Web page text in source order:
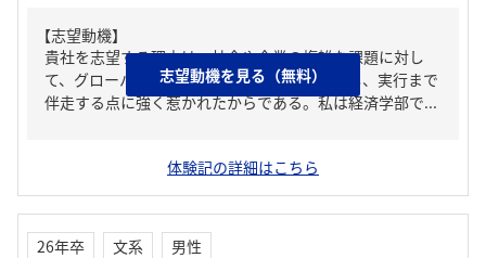
【志望動機】
貴社を志望する理由は、社会や企業の複雑な課題に対し
て、グローバルな知見と多様な専門性を結集し、実行まで
伴走する点に強く惹かれたからである。私は経済学部で...
体験記の詳細はこちら
志望動機を見る（無料）
26年卒 文系
男性